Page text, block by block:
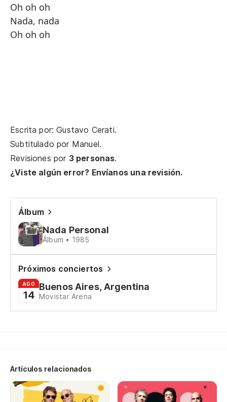
Oh oh oh
Nada, nada
Oh oh oh
Escrita por: Gustavo Cerati.
Subtitulado por Manuel.
Revisiones por 3 personas.
¿Viste algún error? Envíanos una revisión.
Álbum
Nada Personal
Álbum • 1985
Próximos conciertos
AGO
14
Buenos Aires, Argentina
Movistar Arena
Artículos relacionados